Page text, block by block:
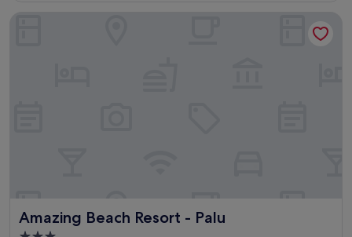
20 €
Amazing Beach Resort - Palu
Amazing Beach Resort - Palu
Amazing Beach Resort - Palu